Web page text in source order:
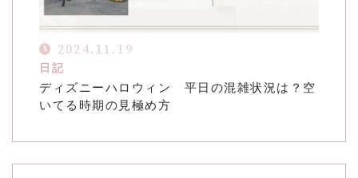
2024.11.19
日記
ディズニーハロウィン 平日の混雑状況は？空
いてる時期の見極め方